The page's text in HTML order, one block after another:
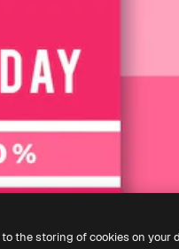
the storing of cookies on your